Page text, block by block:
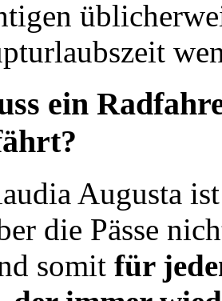
ein
Augusta
die Pässe
somit für